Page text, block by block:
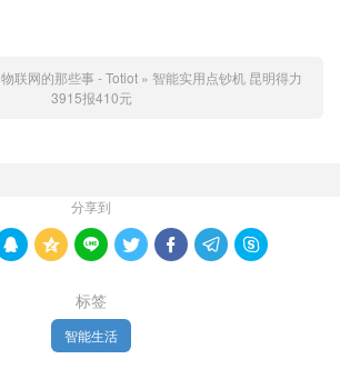
物联网的那些事 - Totiot» 智能实用点钞机 昆明得力
3915报410元
分享到
      
标签
智能生活